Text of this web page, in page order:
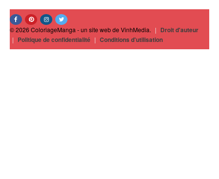
© 2026 ColoriageManga - un site web de VinhMedia. | Droit d'auteur
| Politique de confidentialité | Conditions d'utilisation